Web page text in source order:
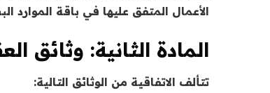
الأعمال المتفق عليها في باقة الموارد
المادة الثانية: وثائق
تتألف الاتفاقية من الوثائق التالية: